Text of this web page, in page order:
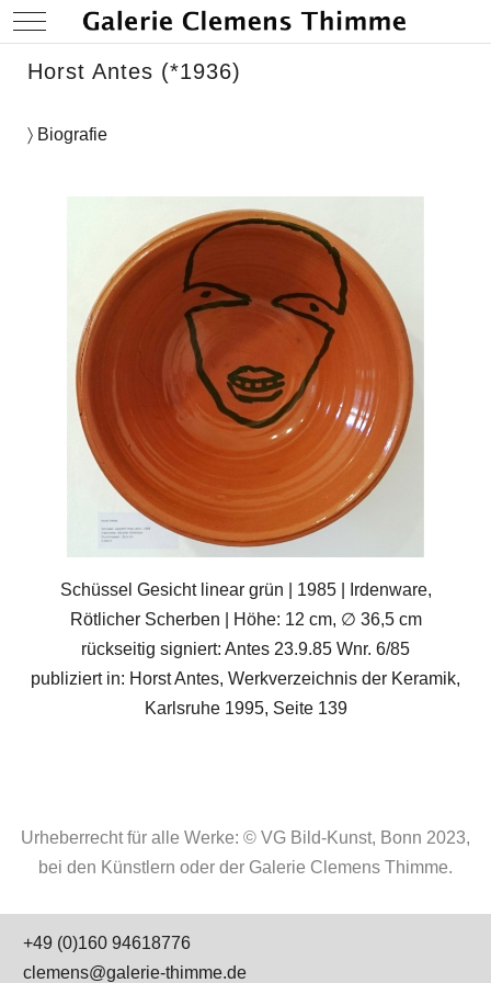
Mobile Menu Toggle
Horst Antes (*1936)
〉 Biografie
Schüssel Gesicht linear grün | 1985 | Irdenware,
Rötlicher Scherben | Höhe: 12 cm, ∅ 36,5 cm
rückseitig signiert: Antes 23.9.85 Wnr. 6/85
publiziert in: Horst Antes, Werkverzeichnis der Keramik,
Karlsruhe 1995, Seite 139
Urheberrecht für alle Werke: © VG Bild-Kunst, Bonn 2023,
bei den Künstlern oder der Galerie Clemens Thimme.
+49 (0)160 94618776
clemens@galerie-thimme.de